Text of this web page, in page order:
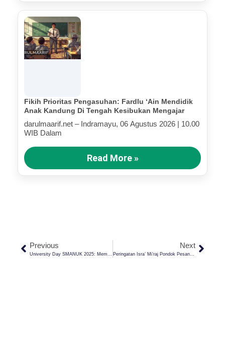
Fikih Prioritas Pengasuhan: Fardlu ‘Ain Mendidik
Anak Kandung Di Tengah Kesibukan Mengajar
darulmaarif.net – Indramayu, 06 Agustus 2026 | 10.00
WIB Dalam
Read More »
Previous Next
Peringatan Isra’ Mi’raj Pondok Pesantren Darul Ma’arif 2025: Membangun Karakter Mulia Dengan Semangat Isra’ Mi’raj